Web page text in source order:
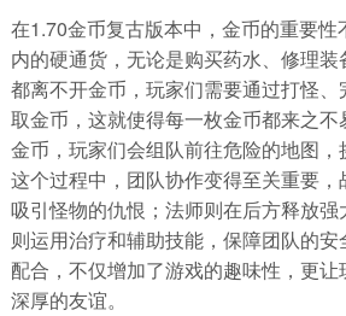
在1.70金币复古版本中，金币的重要
内的硬通货，无论是购买药水、修理装
都离不开金币，玩家们需要通过打怪
取金币，这就使得每一枚金币都来之
金币，玩家们会组队前往危险的地图
这个过程中，团队协作变得至关重要，
吸引怪物的仇恨；法师则在后方释放
则运用治疗和辅助技能，保障团队的
配合，不仅增加了游戏的趣味性，更
深厚的友谊。